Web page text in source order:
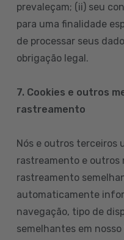
prevaleçam; (ii) seu
para uma finalidade
de processar seus
obrigação legal.
7. Cookies e outros
rastreamento
Nós e outros terceiros
rastreamento e outros
rastreamento
automaticamente
navegação, tipo de
semelhantes em